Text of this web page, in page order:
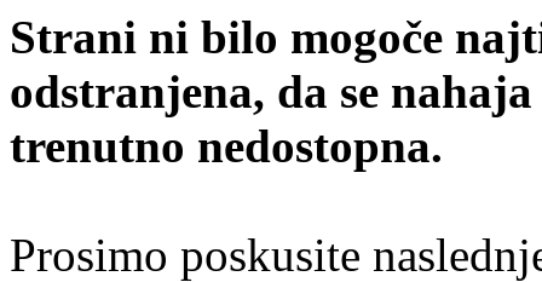
Strani ni bilo mogoče
odstranjena, da se
trenutno nedostopna.
Prosimo poskusite